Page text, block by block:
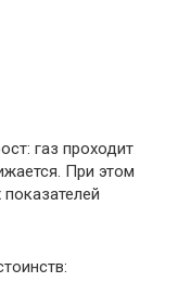
газ проходит
При этом